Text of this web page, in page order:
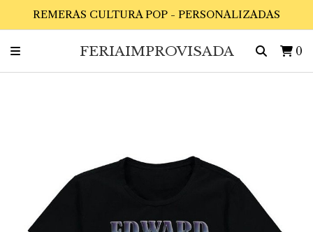
REMERAS CULTURA POP - PERSONALIZADAS
FERIAIMPROVISADA 0